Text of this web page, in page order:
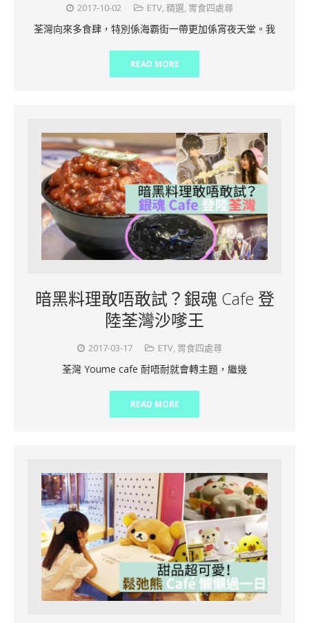
2017-10-02 ETV, 精選 胃食四處尋
荃灣向來多食肆，特別係海霸街一帶更加係宵夜天堂。我
READ MORE
暗黑料理敢唔敢試？銀魂 Cafe 登
陸荃灣沙嗲王
2017-03-17 ETV, 胃食四處尋
荃灣 Youme cafe 耐唔耐就會轉主題，繼幾
READ MORE